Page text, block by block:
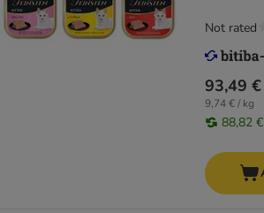
93,49 €
9,74 € / kg
88,82 €
Not rated